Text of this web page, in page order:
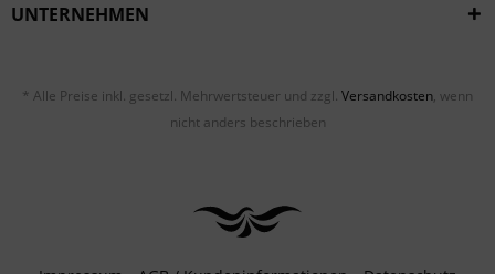
UNTERNEHMEN
* Alle Preise inkl. gesetzl. Mehrwertsteuer und zzgl. Versandkosten, wenn
nicht anders beschrieben